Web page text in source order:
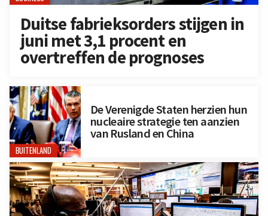
Duitse fabrieksorders stijgen in
juni met 3,1 procent en
overtreffen de prognoses
BUITENLAND
De Verenigde Staten herzien hun
nucleaire strategie ten aanzien
van Rusland en China